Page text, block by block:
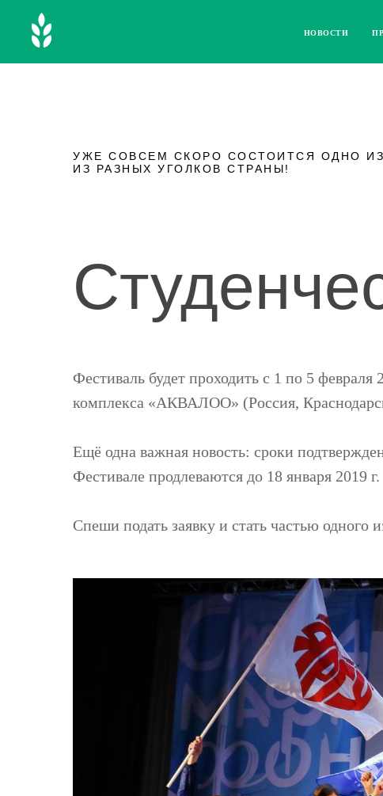
НОВОСТИ
УЖЕ СОВСЕМ СКОРО СОСТОИТСЯ ОДНО
ИЗ РАЗНЫХ УГОЛКОВ СТРАНЫ!
Фестиваль будет проходить с 1 по 5
комплекса «АКВАЛОО» (Россия,
Ещё одна важная новость: сроки
Фестивале продлеваются до 18 января 2019 г.
Спеши подать заявку и стать частью